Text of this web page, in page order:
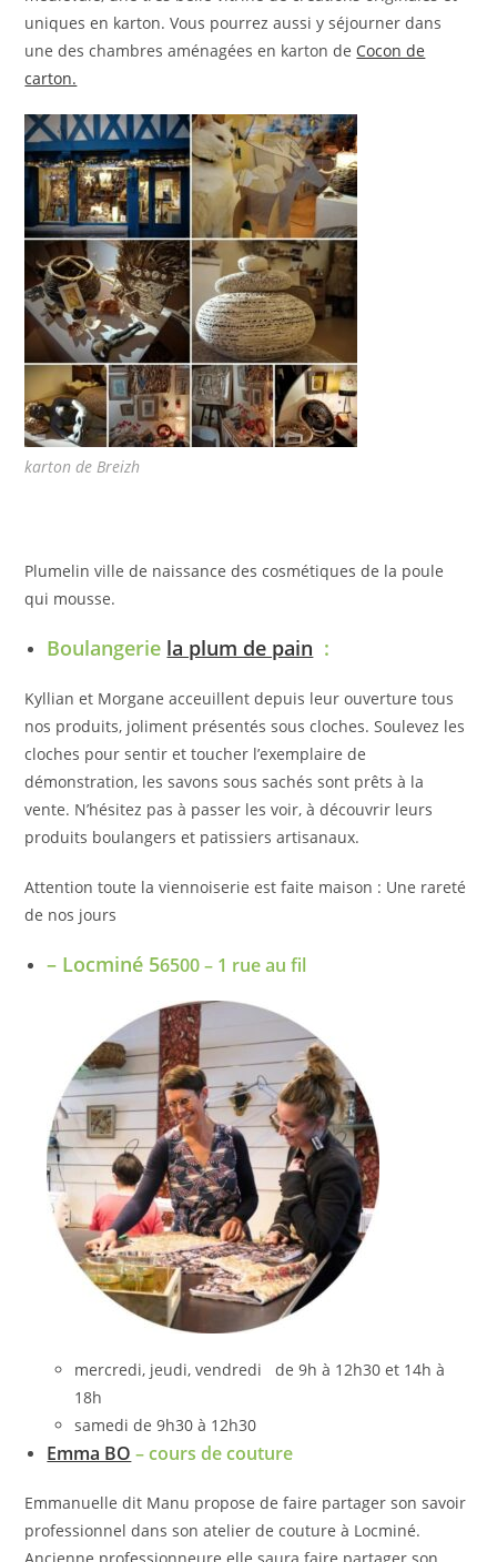
uniques en karton. Vous pourrez aussi y séjourner dans
une des chambres aménagées en karton de Cocon de
carton.
karton de Breizh
Plumelin ville de naissance des cosmétiques de la poule
qui mousse.
Boulangerie la plum de pain :
Kyllian et Morgane acceuillent depuis leur ouverture tous
nos produits, joliment présentés sous cloches. Soulevez les
cloches pour sentir et toucher l’exemplaire de
démonstration, les savons sous sachés sont prêts à la
vente. N’hésitez pas à passer les voir, à découvrir leurs
produits boulangers et patissiers artisanaux.
Attention toute la viennoiserie est faite maison : Une rareté
de nos jours
– Locminé 56500 – 1 rue au fil
mercredi, jeudi, vendredi de 9h à 12h30 et 14h à
18h
samedi de 9h30 à 12h30
Emma BO –cours de couture
Emmanuelle dit Manu propose de faire partager son savoir
professionnel dans son atelier de couture à Locminé.